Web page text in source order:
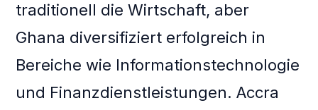
traditionell die Wirtschaft, aber
Ghana diversifiziert erfolgreich in
Bereiche wie Informationstechnologie
und Finanzdienstleistungen. Accra